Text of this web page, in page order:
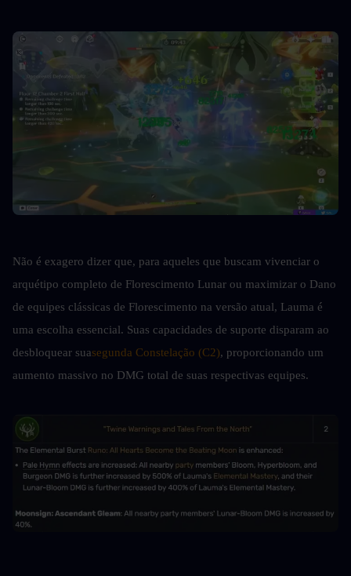
Não é exagero dizer que, para aqueles que buscam vivenciar o
arquétipo completo de Florescimento Lunar ou maximizar o Dano
de equipes clássicas de Florescimento na versão atual, Lauma é
uma escolha essencial. Suas capacidades de suporte disparam ao
desbloquear suasegunda Constelação (C2), proporcionando um
aumento massivo no DMG total de suas respectivas equipes.